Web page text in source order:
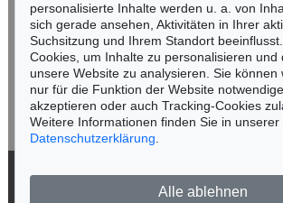
Jetzt zum Newsletter anmelden >
personalisierte Inhalte werden u. a. von
sich gerade ansehen, Aktivitäten in Ihrer
Suchsitzung und Ihrem Standort
Cookies, um Inhalte zu personalisieren und
unsere Website zu analysieren. Sie können
nur für die Funktion der Website
akzeptieren oder auch Tracking-Cookies
Weitere Informationen finden Sie in unserer
Datenschutzerklärung
Alle ablehnen